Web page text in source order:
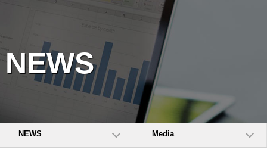
NEWS
NEWS Media